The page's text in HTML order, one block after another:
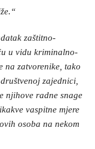
zaštitno-
u vidu kriminalno-
na zatvorenike, tako
zajednici,
njihove radne snage
vaspitne mjere
osoba na nekom